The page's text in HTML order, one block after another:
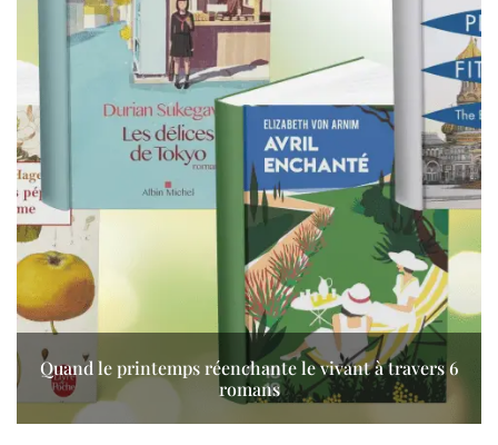
Quand le printemps réenchante le vivant à travers 6
romans